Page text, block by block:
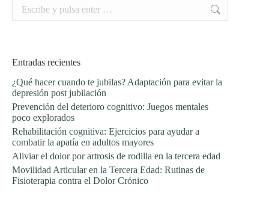
Entradas recientes
¿Qué hacer cuando te jubilas? Adaptación para evitar la
depresión post jubilación
Prevención del deterioro cognitivo: Juegos mentales
poco explorados
Rehabilitación cognitiva: Ejercicios para ayudar a
combatir la apatía en adultos mayores
Aliviar el dolor por artrosis de rodilla en la tercera edad
Movilidad Articular en la Tercera Edad: Rutinas de
Fisioterapia contra el Dolor Crónico